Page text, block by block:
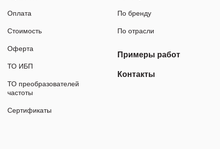
Оплата
Стоимость
Оферта
ТО ИБП
ТО преобразователей
частоты
Сертификаты
По бренду
По отрасли
Примеры работ
Контакты